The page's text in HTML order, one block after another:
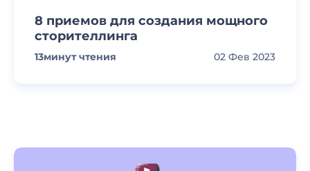
8 приемов для создания мощного
сторителлинга
13минут чтения 02 Фев 2023